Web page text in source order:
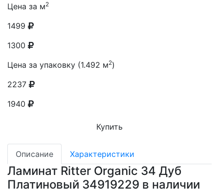
Цена за м2
1499
1300
Цена за упаковку (1.492 м2)
2237
1940
Купить
Описание Характеристики
Ламинат Ritter Organic 34 Дуб
Платиновый 34919229 в наличии